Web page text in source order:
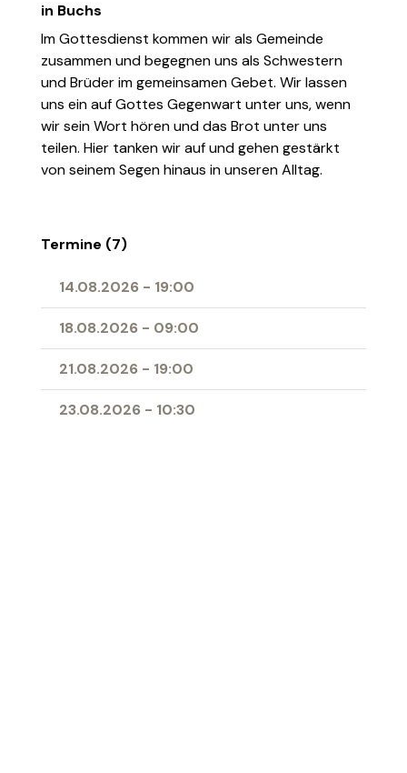
in Buchs
Im Gottesdienst kommen wir als Gemeinde
zusammen und begegnen uns als Schwestern
und Brüder im gemeinsamen Gebet. Wir lassen
uns ein auf Gottes Gegenwart unter uns, wenn
wir sein Wort hören und das Brot unter uns
teilen. Hier tanken wir auf und gehen gestärkt
von seinem Segen hinaus in unseren Alltag.
Termine (7)
14.08.2026 - 19:00
18.08.2026 - 09:00
21.08.2026 - 19:00
23.08.2026 - 10:30